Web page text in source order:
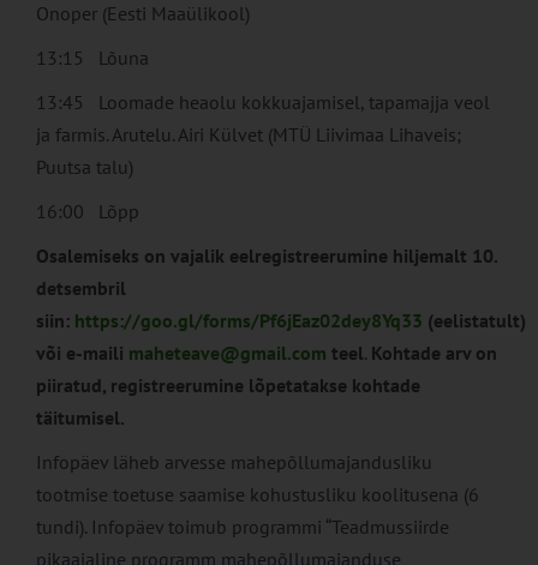
Onoper (Eesti Maaülikool)
13:15 Lõuna
13:45 Loomade heaolu kokkuajamisel, tapamajja veol
ja farmis. Arutelu. Airi Külvet (MTÜ Liivimaa Lihaveis;
Puutsa talu)
16:00 Lõpp
Osalemiseks on vajalik eelregistreerumine hiljemalt 10.
detsembril
siin: https://goo.gl/forms/Pf6jEaz02dey8Yq33 (eelistatult)
või e-maili maheteave@gmail.com teel. Kohtade arv on
piiratud, registreerumine lõpetatakse kohtade
täitumisel.
Infopäev läheb arvesse mahepõllumajandusliku
tootmise toetuse saamise kohustusliku koolitusena (6
tundi). Infopäev toimub programmi “Teadmussiirde
pikaajaline programm mahepõllumajanduse